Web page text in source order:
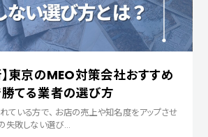
東京のMEO対策会社おすすめ
勝てる業者の選び方
ている方で、 お店の売上や知名度をアップさせ
失敗しない選び…